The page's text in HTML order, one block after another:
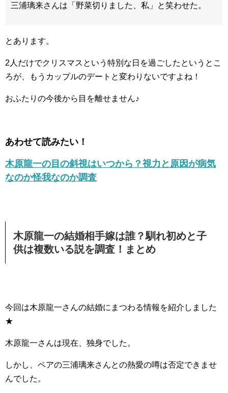
三浦璃来さんは「野菜切りました、私」と笑わせた。
とあります。
2人だけでクリスマスという特別な日を過ごしたというとこ
ろが、もうカップルのデートと変わりないですよね！
おふたりの今後から目を離せません♪
あわせて読みたい！
木原龍一の目の斜視はいつから？視力と原因が病気
なのか怪我なのか調査
木原龍一の結婚相手嫁は誰？馴れ初めと子
供は複数いる説を調査！まとめ
今回は木原龍一さんの結婚にまつわる情報を紹介しました
★
木原龍一さんは現在、独身でした。
しかし、ペアの三浦璃来さんとの熱愛の噂は否定できませ
んでした。